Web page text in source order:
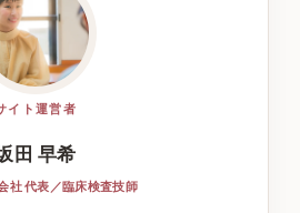
イト運営者
田 早希
社 代表／臨床検査技師